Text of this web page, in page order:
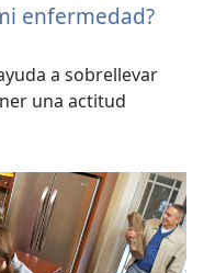
enfermedad?
a sobrellevar
una actitud